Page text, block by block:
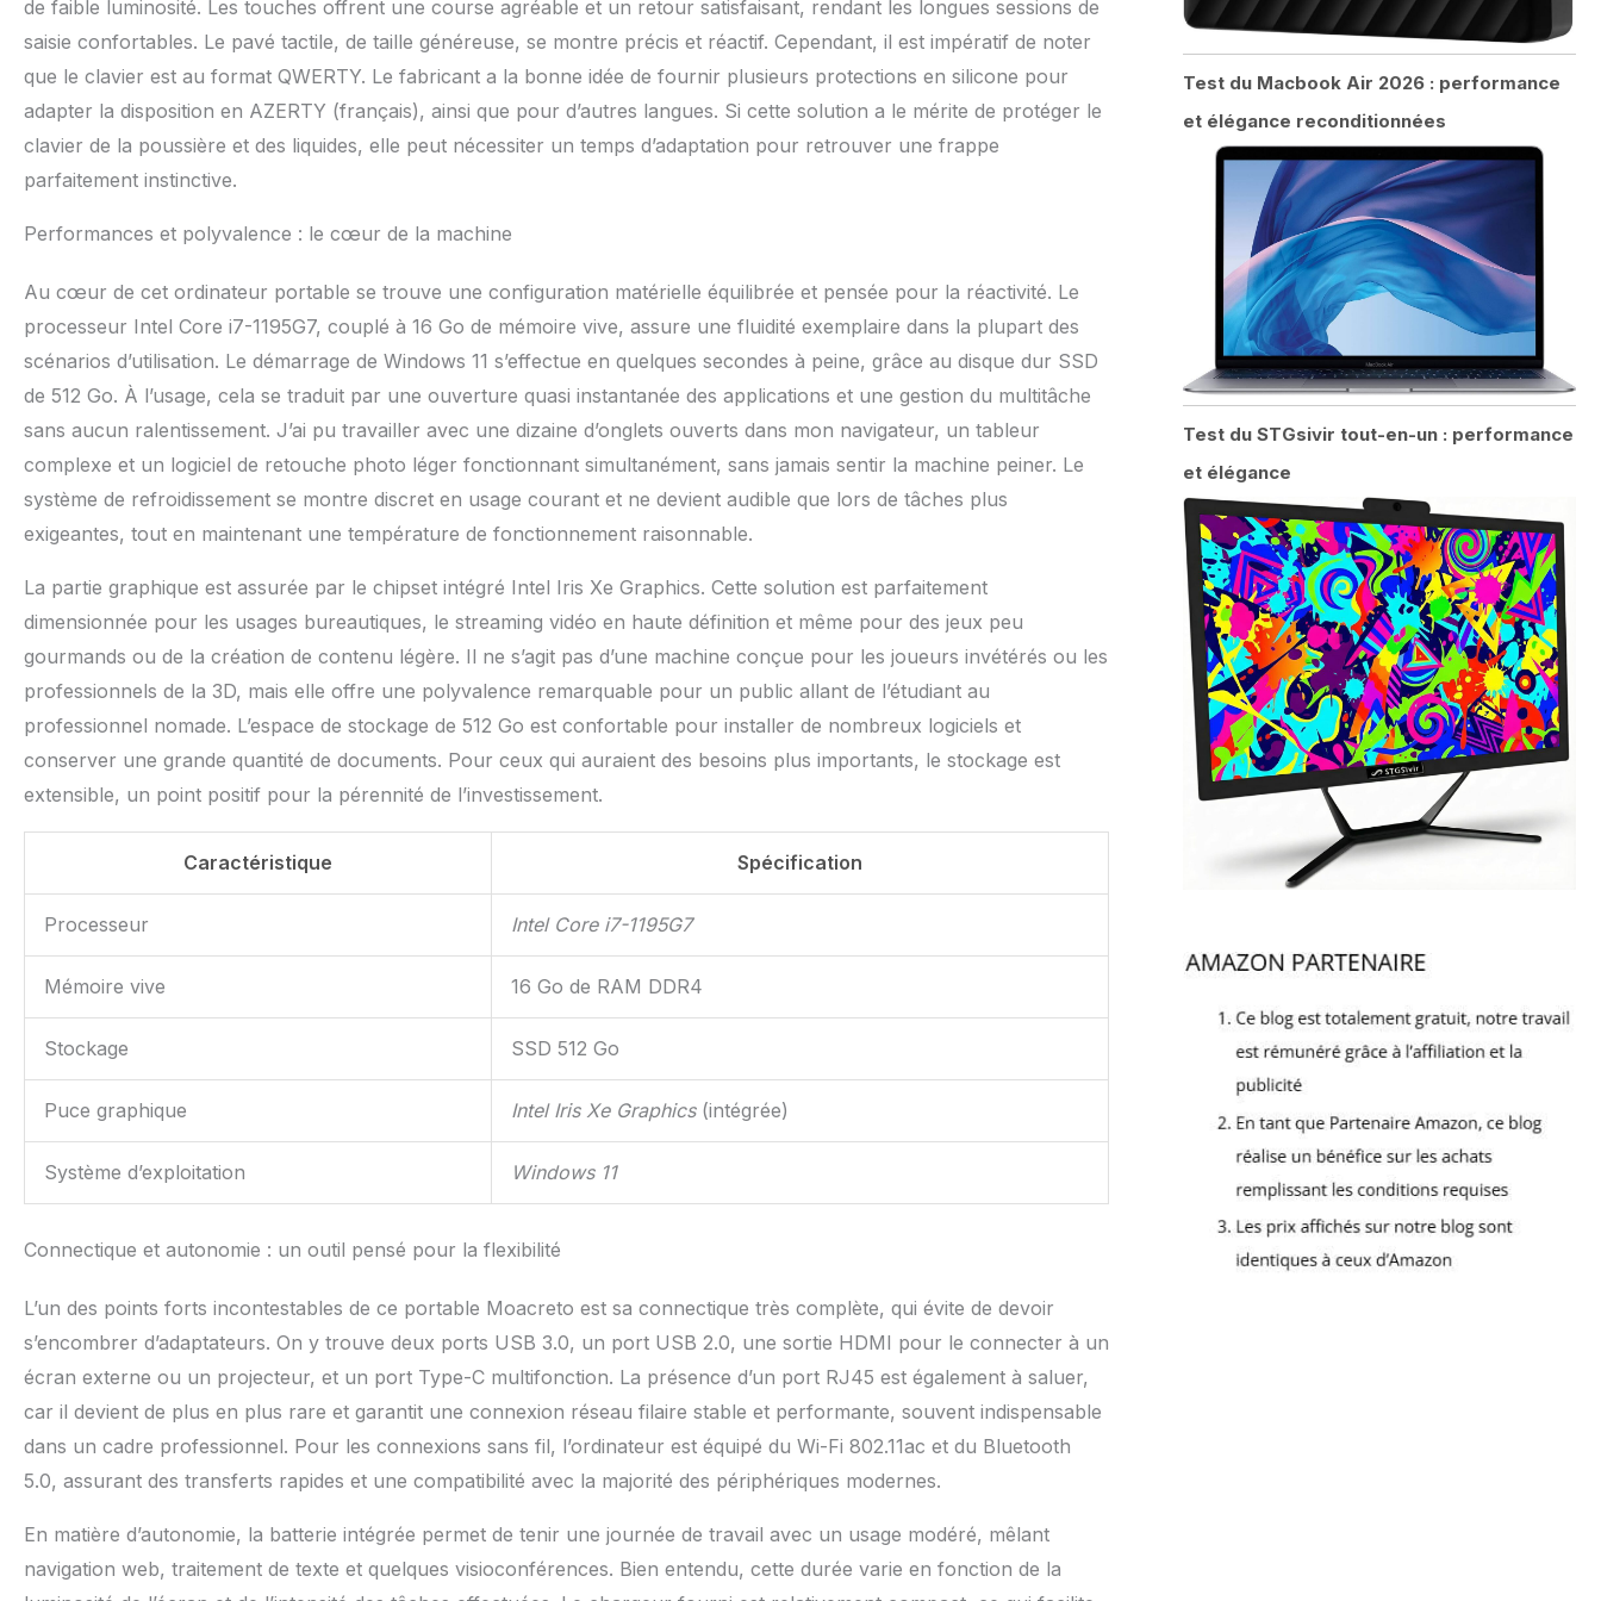
contacter. (Le clavier est un clavier QWERTY standard et un film de protection pour
clavier allemand/français/espagnol/italien. Vous pouvez sélectionner la langue et le
film de protection du clavier souhaités lorsque vous accédez à l'interface.)
de faible luminosité. Les touches offrent une course agréable et un retour satisfaisant, rendant les longues sessions de
saisie confortables. Le pavé tactile, de taille généreuse, se montre précis et réactif. Cependant, il est impératif de noter
que le clavier est au format QWERTY. Le fabricant a la bonne idée de fournir plusieurs protections en silicone pour
adapter la disposition en AZERTY (français), ainsi que pour d’autres langues. Si cette solution a le mérite de protéger le
clavier de la poussière et des liquides, elle peut nécessiter un temps d’adaptation pour retrouver une frappe
parfaitement instinctive.
Performances et polyvalence : le cœur de la machine
Au cœur de cet ordinateur portable se trouve une configuration matérielle équilibrée et pensée pour la réactivité. Le
processeur Intel Core i7-1195G7, couplé à 16 Go de mémoire vive, assure une fluidité exemplaire dans la plupart des
scénarios d’utilisation. Le démarrage de Windows 11 s’effectue en quelques secondes à peine, grâce au disque dur SSD
de 512 Go. À l’usage, cela se traduit par une ouverture quasi instantanée des applications et une gestion du multitâche
sans aucun ralentissement. J’ai pu travailler avec une dizaine d’onglets ouverts dans mon navigateur, un tableur
complexe et un logiciel de retouche photo léger fonctionnant simultanément, sans jamais sentir la machine peiner. Le
système de refroidissement se montre discret en usage courant et ne devient audible que lors de tâches plus
exigeantes, tout en maintenant une température de fonctionnement raisonnable.
La partie graphique est assurée par le chipset intégré Intel Iris Xe Graphics. Cette solution est parfaitement
dimensionnée pour les usages bureautiques, le streaming vidéo en haute définition et même pour des jeux peu
gourmands ou de la création de contenu légère. Il ne s’agit pas d’une machine conçue pour les joueurs invétérés ou les
professionnels de la 3D, mais elle offre une polyvalence remarquable pour un public allant de l’étudiant au
professionnel nomade. L’espace de stockage de 512 Go est confortable pour installer de nombreux logiciels et
conserver une grande quantité de documents. Pour ceux qui auraient des besoins plus importants, le stockage est
extensible, un point positif pour la pérennité de l’investissement.
Caractéristique Spécification
Processeur Intel Core i7-1195G7
Mémoire vive 16 Go de RAM DDR4
Stockage SSD 512 Go
Puce graphique Intel Iris Xe Graphics(intégrée)
Système d’exploitation Windows 11
Connectique et autonomie : un outil pensé pour la flexibilité
L’un des points forts incontestables de ce portable Moacreto est sa connectique très complète, qui évite de devoir
s’encombrer d’adaptateurs. On y trouve deux ports USB 3.0, un port USB 2.0, une sortie HDMI pour le connecter à un
écran externe ou un projecteur, et un port Type-C multifonction. La présence d’un port RJ45 est également à saluer,
car il devient de plus en plus rare et garantit une connexion réseau filaire stable et performante, souvent indispensable
dans un cadre professionnel. Pour les connexions sans fil, l’ordinateur est équipé du Wi-Fi 802.11ac et du Bluetooth
5.0, assurant des transferts rapides et une compatibilité avec la majorité des périphériques modernes.
En matière d’autonomie, la batterie intégrée permet de tenir une journée de travail avec un usage modéré, mêlant
navigation web, traitement de texte et quelques visioconférences. Bien entendu, cette durée varie en fonction de la
Test du Macbook Air 2026 : performance
et élégance reconditionnées
Test du STGsivir tout-en-un : performance
et élégance